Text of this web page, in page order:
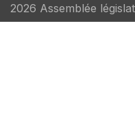
2026 Assemblée